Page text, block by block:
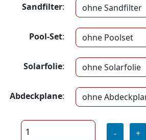
Sandfilter:
Pool-Set:
Solarfolie:
Abdeckplane:
- +